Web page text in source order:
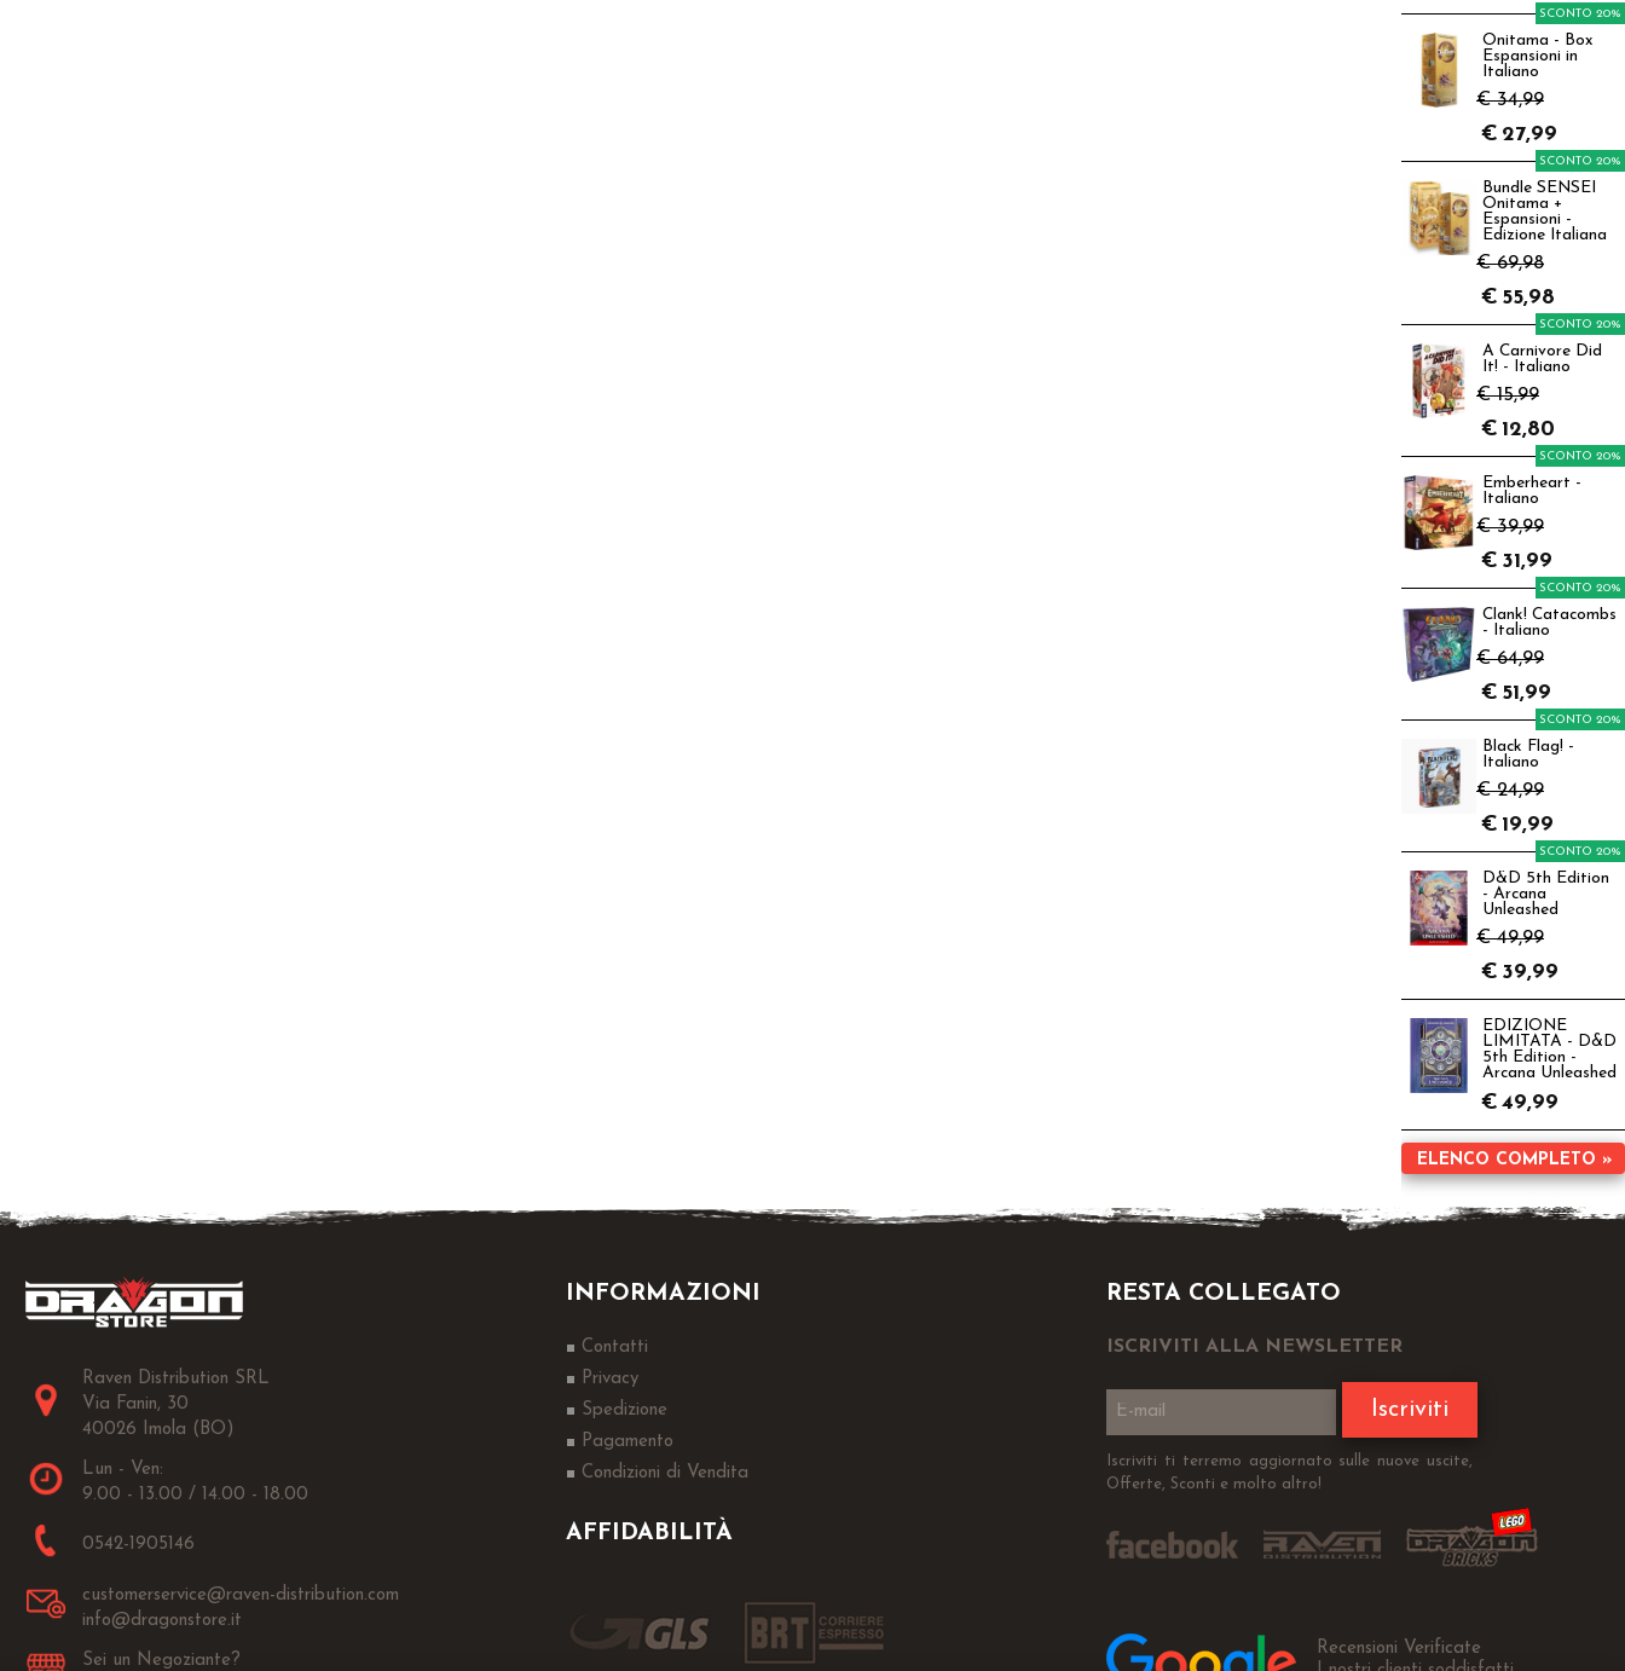
Onitama - Box
Espansioni in
Italiano
€ 34,99
SCONTO 20%
€ 27,99
Bundle SENSEI
Onitama +
Espansioni -
Edizione Italiana
€ 69,98
SCONTO 20%
€ 55,98
A Carnivore Did
It! - Italiano
€ 15,99
SCONTO 20%
€ 12,80
Emberheart -
Italiano
€ 39,99
SCONTO 20%
€ 31,99
Clank! Catacombs
- Italiano
€ 64,99
SCONTO 20%
€ 51,99
Black Flag! -
Italiano
€ 24,99
SCONTO 20%
€ 19,99
D&D 5th Edition
- Arcana
Unleashed
€ 49,99
SCONTO 20%
€ 39,99
EDIZIONE
LIMITATA - D&D
5th Edition -
Arcana Unleashed
€ 49,99
ELENCO COMPLETO »
Raven Distribution SRL
Via Fanin, 30
40026 Imola (BO)
Lun - Ven:
9.00 - 13.00 / 14.00 - 18.00
0542-1905146
customerservice@raven-distribution.com
info@dragonstore.it
Sei un Negoziante?
INFORMAZIONI
Contatti
Privacy
Spedizione
Pagamento
Condizioni di Vendita
AFFIDABILITÀ
RESTA COLLEGATO
ISCRIVITI ALLA NEWSLETTER
Iscriviti
Iscriviti ti terremo aggiornato sulle nuove uscite,
Offerte, Sconti e molto altro!
Recensioni Verificate